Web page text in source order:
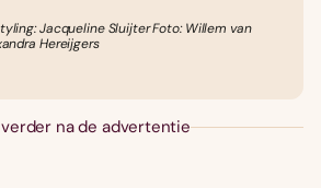
Jacqueline Sluijter Foto: Willem van
Hereijgers
na de advertentie